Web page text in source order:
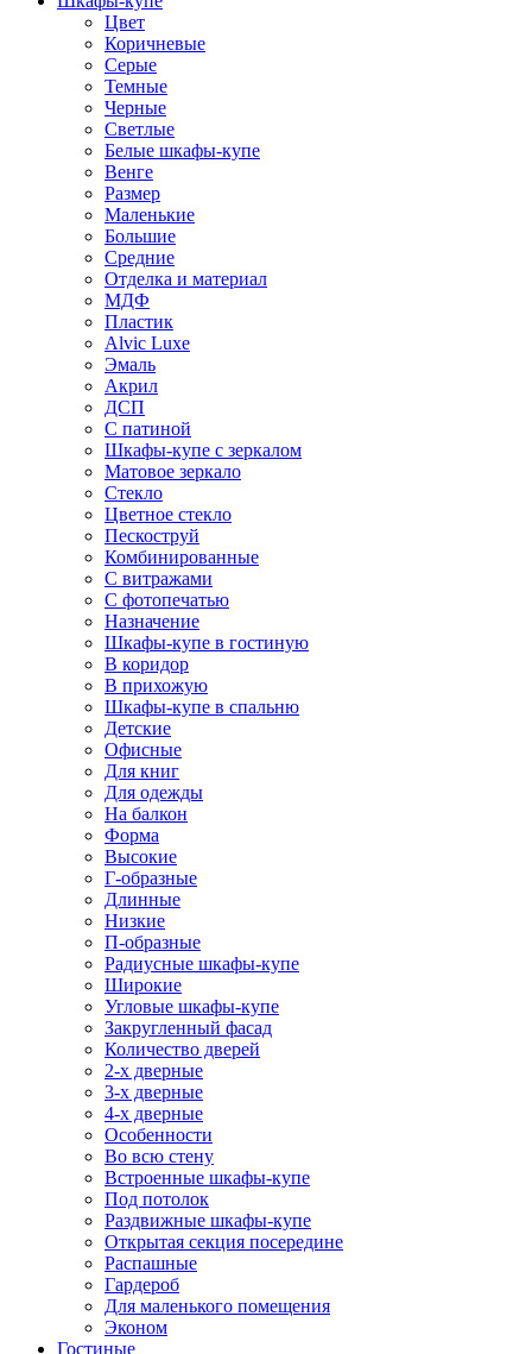
Цвет
Коричневые
Серые
Темные
Черные
Светлые
Белые шкафы-купе
Венге
Размер
Маленькие
Большие
Средние
Отделка и материал
МДФ
Пластик
Alvic Luxe
Эмаль
Акрил
ДСП
С патиной
Шкафы-купе с зеркалом
Матовое зеркало
Стекло
Цветное стекло
Пескоструй
Комбинированные
С витражами
С фотопечатью
Назначение
Шкафы-купе в гостиную
В коридор
В прихожую
Шкафы-купе в спальню
Детские
Офисные
Для книг
Для одежды
На балкон
Форма
Высокие
Г-образные
Длинные
Низкие
П-образные
Радиусные шкафы-купе
Широкие
Угловые шкафы-купе
Закругленный фасад
Количество дверей
2-х дверные
3-х дверные
4-х дверные
Особенности
Во всю стену
Встроенные шкафы-купе
Под потолок
Раздвижные шкафы-купе
Открытая секция посередине
Распашные
Гардероб
Для маленького помещения
Эконом
Гостиные